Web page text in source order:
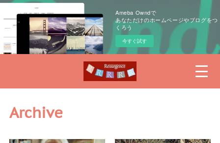
Ameba Owndで
あなただけのホームページやブログをつ
くろう
今すぐ試す
Archive